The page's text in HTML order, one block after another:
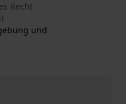
Recht
und